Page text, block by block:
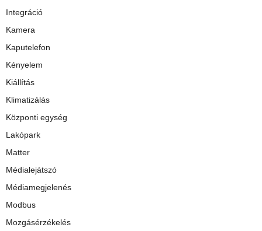
Integráció
Kamera
Kaputelefon
Kényelem
Kiállítás
Klimatizálás
Központi egység
Lakópark
Matter
Médialejátszó
Médiamegjelenés
Modbus
Mozgásérzékelés